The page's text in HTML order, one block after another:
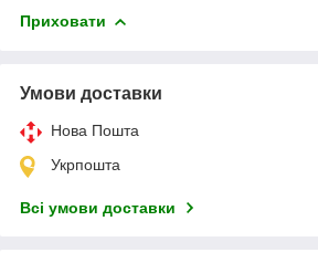
Приховати
Умови доставки
Нова Пошта
Укрпошта
Всі умови доставки